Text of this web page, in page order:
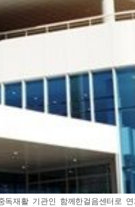
재활 기관인 함께한걸음센터로